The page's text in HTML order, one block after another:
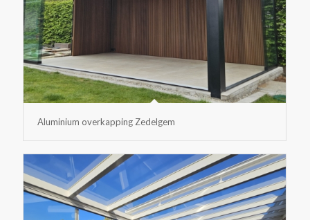
Aluminium overkapping Zedelgem